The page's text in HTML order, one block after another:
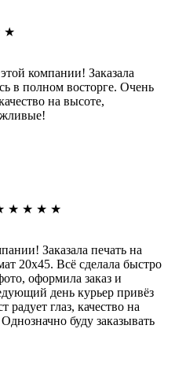
★
компании! Заказала
в полном восторге. Очень
на высоте,
★ ★ ★ ★
Заказала печать на
20х45. Всё сделала быстро
оформила заказ и
день курьер привёз
радует глаз, качество на
буду заказывать